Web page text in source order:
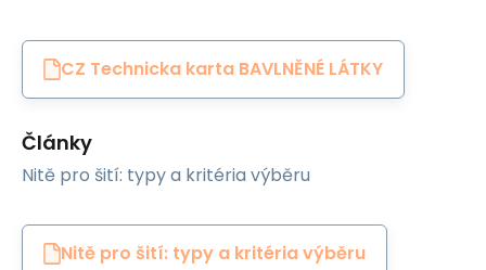
CZ Technicka karta BAVLNĚNÉ LÁTKY
Články
Nitě pro šití: typy a kritéria výběru
Nitě pro šití: typy a kritéria výběru